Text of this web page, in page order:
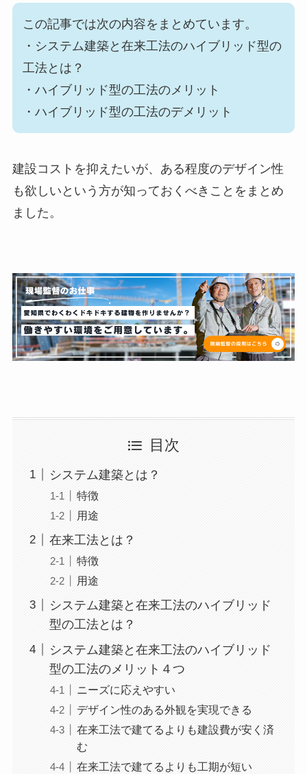
この記事では次の内容をまとめています。
・システム建築と在来工法のハイブリッド型の
工法とは？
・ハイブリッド型の工法のメリット
・ハイブリッド型の工法のデメリット
建設コストを抑えたいが、ある程度のデザイン性
も欲しいという方が知っておくべきことをまとめ
ました。
目次
システム建築とは？
特徴
用途
在来工法とは？
特徴
用途
システム建築と在来工法のハイブリッド
型の工法とは？
システム建築と在来工法のハイブリッド
型の工法のメリット４つ
ニーズに応えやすい
デザイン性のある外観を実現できる
在来工法で建てるよりも建設費が安く済
む
在来工法で建てるよりも工期が短い